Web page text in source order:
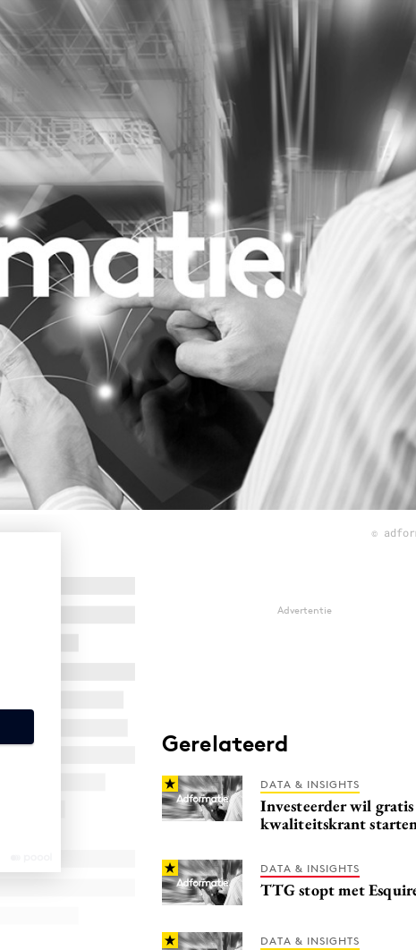
Purpose Marketing
Reputatie & crisis
©
Advertentie
Gerelateerd
DATA & INSIGHTS
Investeerder wil gratis
kwaliteitskrant
DATA & INSIGHTS
TTG stopt met
DATA & INSIGHTS